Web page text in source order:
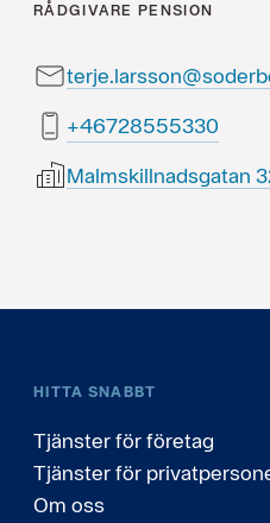
RÅDGIVARE PENSION
03355582764+
Malmskillnadsgatan
HITTA SNABBT
Tjänster för företag
Tjänster för
Om oss